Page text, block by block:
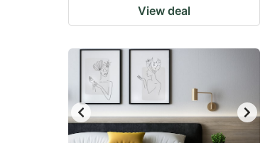
View deal